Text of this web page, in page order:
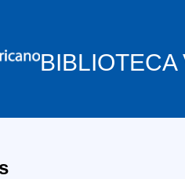
BIBLIOTECA